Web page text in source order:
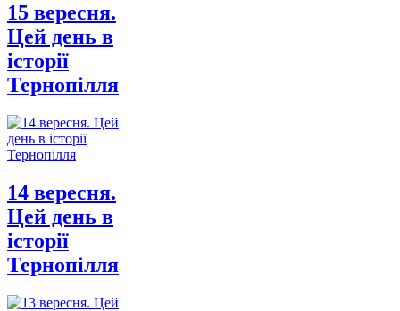
15 вересня.
Цей день в
історії
Тернопілля
14 вересня.
Цей день в
історії
Тернопілля